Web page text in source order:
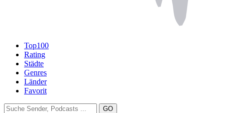
Top100
Rating
Städte
Genres
Länder
Favorit
GO